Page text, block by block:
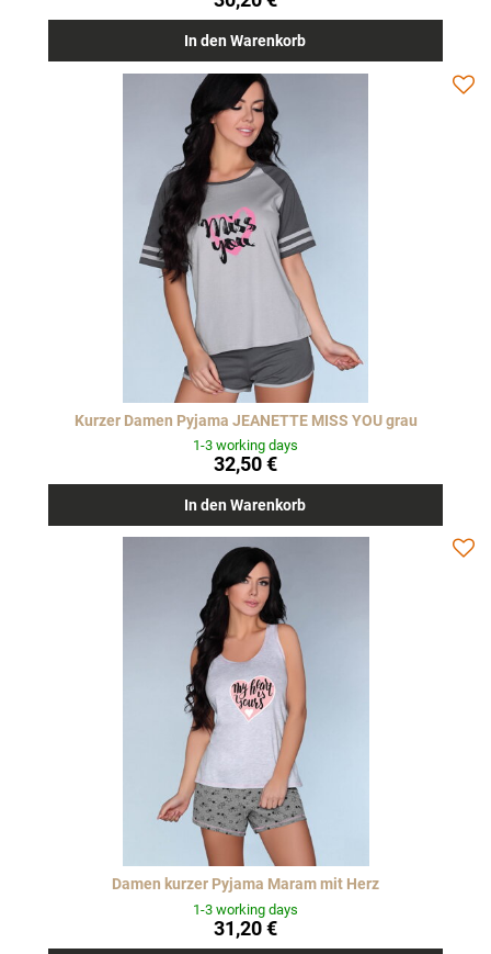
In den Warenkorb
Kurzer Damen Pyjama JEANETTE MISS YOU grau
1-3 working days
32,50 €
In den Warenkorb
Damen kurzer Pyjama Maram mit Herz
1-3 working days
31,20 €